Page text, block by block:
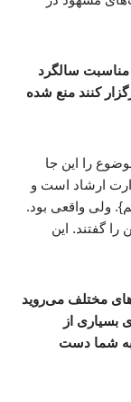
مناسبت سالگرد
کنند منع شده
را این جا
ارشاد است و
ولی واقعی بود.
گفتند. این
مختلف می‌روید
بسیاری از
به شما دست